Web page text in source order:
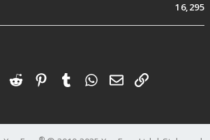
16,295
RedditPinterestTumblrWhatsApp
電子郵件
連結